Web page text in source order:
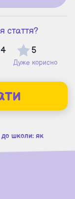
стаття?
4 5
Дуже корисно
школи: як